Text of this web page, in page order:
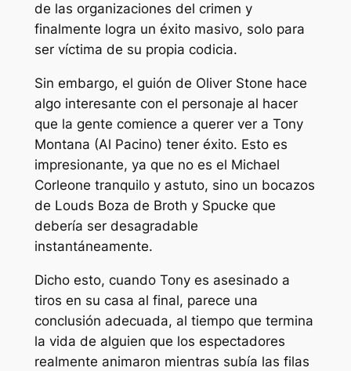
de las organizaciones del crimen y
finalmente logra un éxito masivo, solo para
ser víctima de su propia codicia.
Sin embargo, el guión de Oliver Stone hace
algo interesante con el personaje al hacer
que la gente comience a querer ver a Tony
Montana (Al Pacino) tener éxito. Esto es
impresionante, ya que no es el Michael
Corleone tranquilo y astuto, sino un bocazos
de Louds Boza de Broth y Spucke que
debería ser desagradable
instantáneamente.
Dicho esto, cuando Tony es asesinado a
tiros en su casa al final, parece una
conclusión adecuada, al tiempo que termina
la vida de alguien que los espectadores
realmente animaron mientras subía las filas